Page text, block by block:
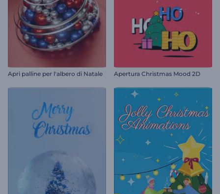
Apri palline per l'albero di Natale Apertura Christmas Mood 2D